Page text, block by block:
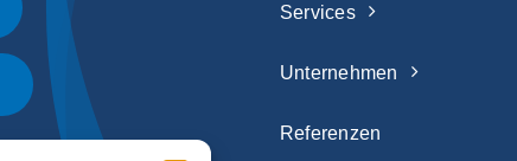
Services
Unternehmen
Referenzen